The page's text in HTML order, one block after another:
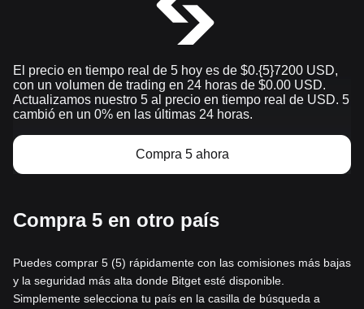
El precio en tiempo real de 5 hoy es de $0.{​5}7200 USD,
con un volumen de trading en 24 horas de $0.00 USD.
Actualizamos nuestro 5 al precio en tiempo real de USD. 5
cambió en un 0% en las últimas 24 horas.
Compra 5 ahora
Compra 5 en otro país
Puedes comprar 5 (5) rápidamente con las comisiones más bajas
y la seguridad más alta donde Bitget esté disponible.
Simplemente selecciona tu país en la casilla de búsqueda a